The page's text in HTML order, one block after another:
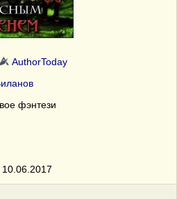
AuthorToday
фэнтези